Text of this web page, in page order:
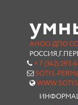
АНОО ДПО
+ 7 (342) 293-
SOTIS-